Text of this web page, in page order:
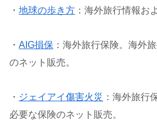
・ 地球の歩き方 ：海外旅行情報お
・ AIG損保 ：海外旅行保険。海外
のネット販売。
・ ジェイアイ傷害火災 ：海外旅行
必要な保険のネット販売。